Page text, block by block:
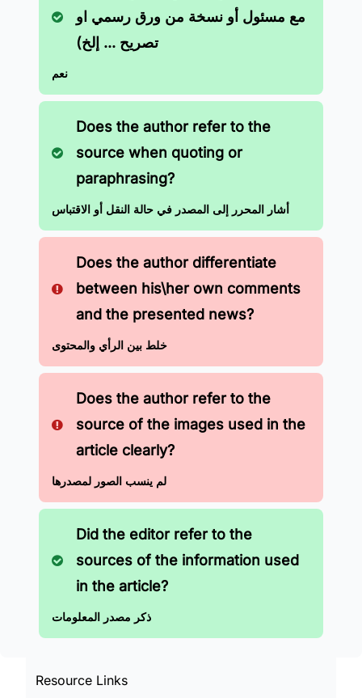
مع مسئول أو نسخة من ورق رسمي او
تصريح ... إلخ)
نعم
Does the author refer to the
source when quoting or
paraphrasing?
أشار المحرر إلى المصدر في حالة النقل أو الاقتباس
Does the author differentiate
between his\her own comments
and the presented news?
خلط بين الرأي والمحتوى
Does the author refer to the
source of the images used in the
article clearly?
لم ينسب الصور لمصدرها
Did the editor refer to the
sources of the information used
in the article?
ذكر مصدر المعلومات
Resource Links